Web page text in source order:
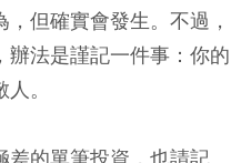
但確實會發生。不過，
法是謹記一件事：你的
。